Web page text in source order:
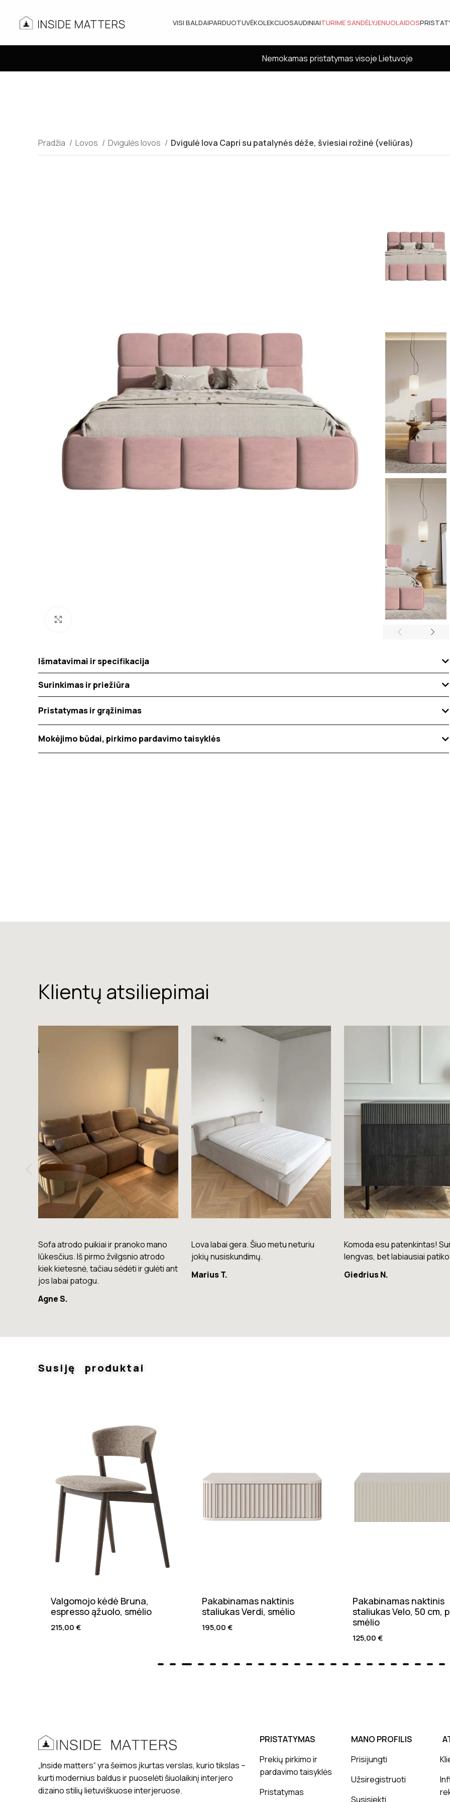
VISI BALDAIPARDUOTUVĖKOLEKCIJOSAUDINIAITURIME SANDĖLYJENUOLAIDOS
Nemokamas pristatymas visoje Lietuvoje
Pradžia Lovos Dvigulės lovos Dvigulė lova Capri su patalynės dėže, šviesiai rožinė (veliūras)
Išmatavimai ir specifikacija
Surinkimas ir priežiūra
Pristatymas ir grąžinimas
Mokėjimo būdai, pirkimo pardavimo taisyklės
Klientų atsiliepimai
Lova labai gera. Šiuo metu neturiu
jokių nusiskundimų.
Marius T.
Komoda esu patenkintas! Surinkimas
lengvas, bet labiausiai patiko spalva.
Giedrius N.
Puikios kokybės kėdės –
patogios ir stilingos.
Raminta G.
Susiję produktai
Valgomojo kėdė Bruna,
espresso ąžuolo, smėlio
215,00€
Pakabinamas naktinis
staliukas Verdi, smėlio
195,00€
Pakabinamas naktinis
staliukas Velo, 50 cm,
smėlio
125,00€
„Inside matters“ yra šeimos įkurtas verslas, kurio tikslas –
kurti modernius baldus ir puoselėti šiuolaikinį interjero
dizaino stilių lietuviškuose interjeruose.
PRISTATYMAS
Prekių pirkimo ir
pardavimo taisyklės
Pristatymas
MANO PROFILIS
Prisijungti
Užsiregistruoti
Susisiekti